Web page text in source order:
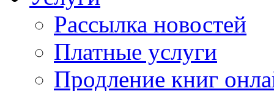
Рассылка новостей
Платные услуги
Продление книг